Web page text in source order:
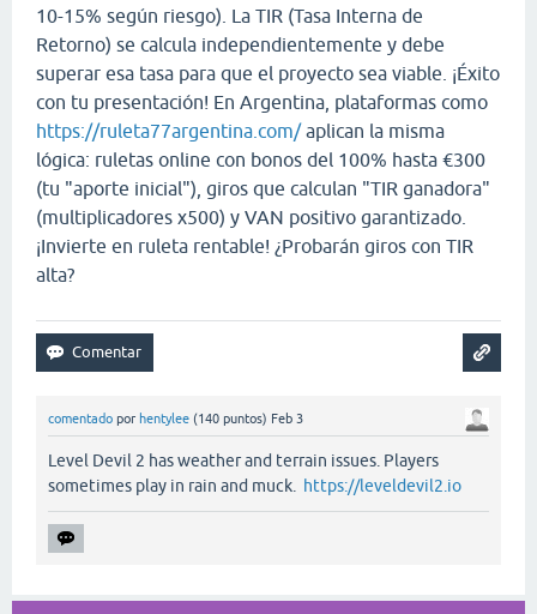
10-15% según riesgo). La TIR (Tasa Interna de
Retorno) se calcula independientemente y debe
superar esa tasa para que el proyecto sea viable. ¡Éxito
con tu presentación! En Argentina, plataformas como
https://ruleta77argentina.com/aplican la misma
lógica: ruletas online con bonos del 100% hasta €300
(tu "aporte inicial"), giros que calculan "TIR ganadora"
(multiplicadores x500) y VAN positivo garantizado.
¡Invierte en ruleta rentable! ¿Probarán giros con TIR
alta?
comentado por hentylee (140 puntos) Feb 3
Level Devil 2 has weather and terrain issues. Players
sometimes play in rain and muck. https://leveldevil2.io